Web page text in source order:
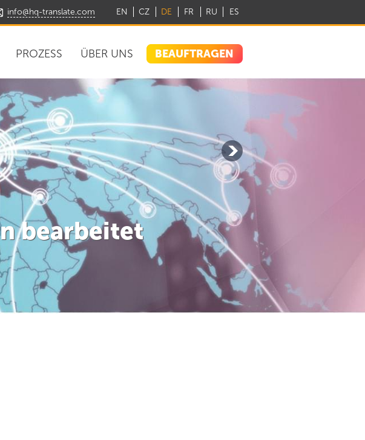
EN CZ DE FR RU ES
info@hq-translate.com
PROZESS ÜBER UNS BEAUFTRAGEN
bearbeitet